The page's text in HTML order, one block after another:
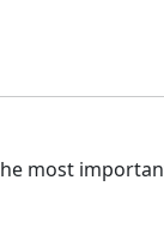
most